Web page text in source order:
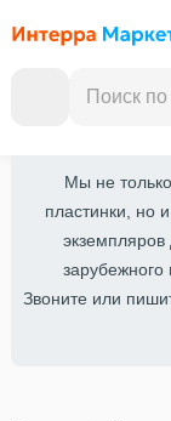
Мы не
пластинки, но
экземпляров
зарубежного
Звоните или